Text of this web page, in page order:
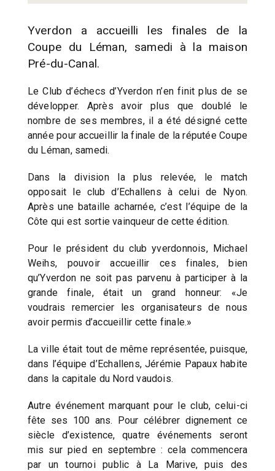
Yverdon a accueilli les finales de la
Coupe du Léman, samedi à la maison
Pré-du-Canal.
Le Club d’échecs d’Yverdon n’en finit plus de se
développer. Après avoir plus que doublé le
nombre de ses membres, il a été désigné cette
année pour accueillir la finale de la réputée Coupe
du Léman, samedi.
Dans la division la plus relevée, le match
opposait le club d’Echallens à celui de Nyon.
Après une bataille acharnée, c’est l’équipe de la
Côte qui est sortie vainqueur de cette édition.
Pour le président du club yverdonnois, Michael
Weihs, pouvoir accueillir ces finales, bien
qu’Yverdon ne soit pas parvenu à participer à la
grande finale, était un grand honneur: «Je
voudrais remercier les organisateurs de nous
avoir permis d’accueillir cette finale.»
La ville était tout de même représentée, puisque,
dans l’équipe d’Echallens, Jérémie Papaux habite
dans la capitale du Nord vaudois.
Autre événement marquant pour le club, celui-ci
fête ses 100 ans. Pour célébrer dignement ce
siècle d’existence, quatre événements seront
mis sur pied en septembre : cela commencera
par un tournoi public à La Marive, puis des